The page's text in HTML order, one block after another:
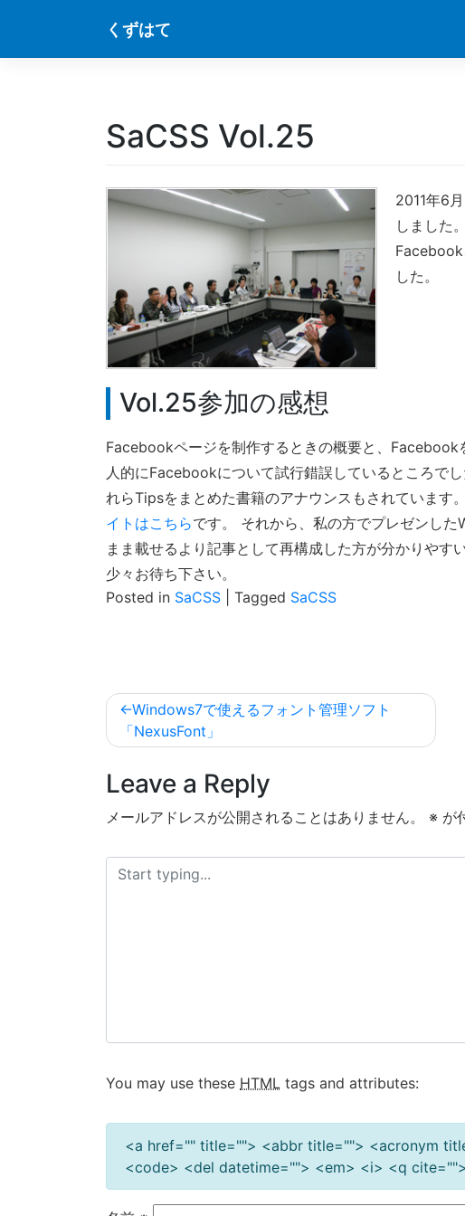
content
くずはて
SaCSS Vol.25
2011年6
しました
Facebook
した。
Vol.25参加の感想
Facebookページを制作するときの概要と、Facebook
人的にFacebookについて試行錯誤しているところで
れらTipsをまとめた書籍のアナウンスもされています
イトはこちらです。 それから、私の方でプレゼンし
まま載せるより記事として再構成した方が分かりやす
少々お待ち下さい。
Posted in SaCSS Tagged SaCSS
投
稿
ナ
ビ
ゲ
ー
Windows7で使えるフォント管理ソフト
「NexusFont」
Leave a Reply
メールアドレスが公開されることはありません。 ※ が
You may use these HTML tags and attributes:
<a href="" title=""> <abbr title=""> <acronym
<code> <del datetime=""> <em> <i> <q